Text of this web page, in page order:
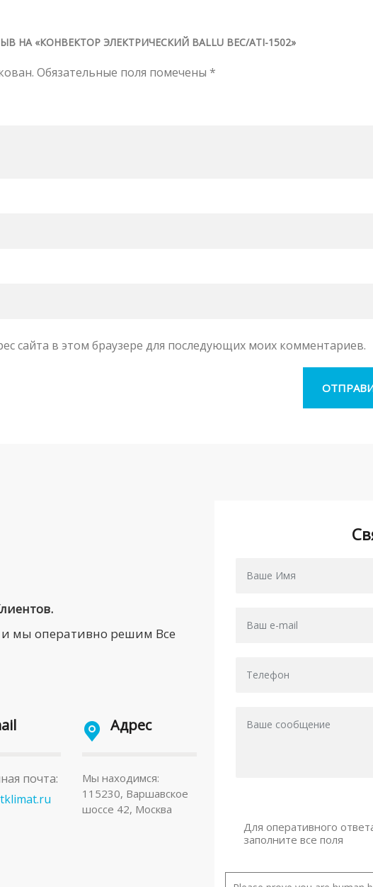
«КОНВЕКТОР ЭЛЕКТРИЧЕСКИЙ BALLU BEC/ATI-1502»
Обязательные поля помечены *
сайта в этом браузере для последующих моих комментариев.
мы оперативно решим Все
почта:
Адрес
Мы находимся:
115230, Варшавское
шоссе 42, Москва
Для оперативного
заполните все поля